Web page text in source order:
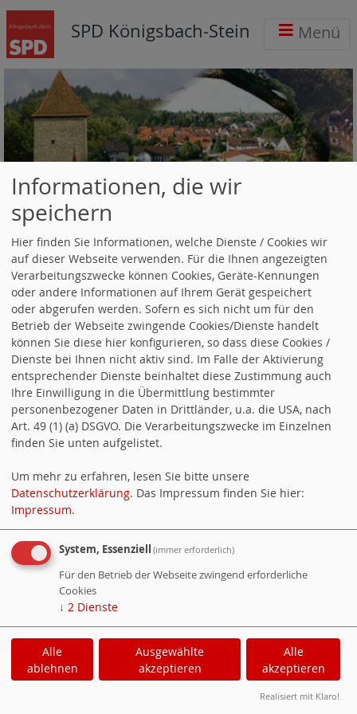
SPD Königsbach-Stein Menü
Termine (0)
Es sind zurzeit keine Termine verfügbar.
Suchen
SPD Baden-Württemberg
Katja Mast
WebsoziCMS
Cookie-Manager
Datenschutzerklärung
Impressum
Informationen, die wir
speichern
Hier finden Sie Informationen, welche Dienste / Cookies wir
auf dieser Webseite verwenden. Für die Ihnen angezeigten
Verarbeitungszwecke können Cookies, Geräte-Kennungen
oder andere Informationen auf Ihrem Gerät gespeichert
oder abgerufen werden. Sofern es sich nicht um für den
Betrieb der Webseite zwingende Cookies/Dienste handelt
können Sie diese hier konfigurieren, so dass diese Cookies /
Dienste bei Ihnen nicht aktiv sind. Im Falle der Aktivierung
entsprechender Dienste beinhaltet diese Zustimmung auch
Ihre Einwilligung in die Übermittlung bestimmter
personenbezogener Daten in Drittländer, u.a. die USA, nach
Art. 49 (1) (a) DSGVO. Die Verarbeitungszwecke im Einzelnen
finden Sie unten aufgelistet.
Um mehr zu erfahren, lesen Sie bitte unsere
Datenschutzerklärung. Das Impressum finden Sie hier:
Impressum.
System, Essenziell (immer erforderlich)
Für den Betrieb der Webseite zwingend erforderliche
Cookies
↓ 2 Dienste
Alle
ablehnen
Ausgewählte
akzeptieren
Alle
akzeptieren
Realisiert mit Klaro!